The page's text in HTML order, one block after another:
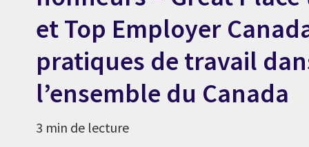
et Top Employer
pratiques de travail
l’ensemble du Canada
3 min de lecture